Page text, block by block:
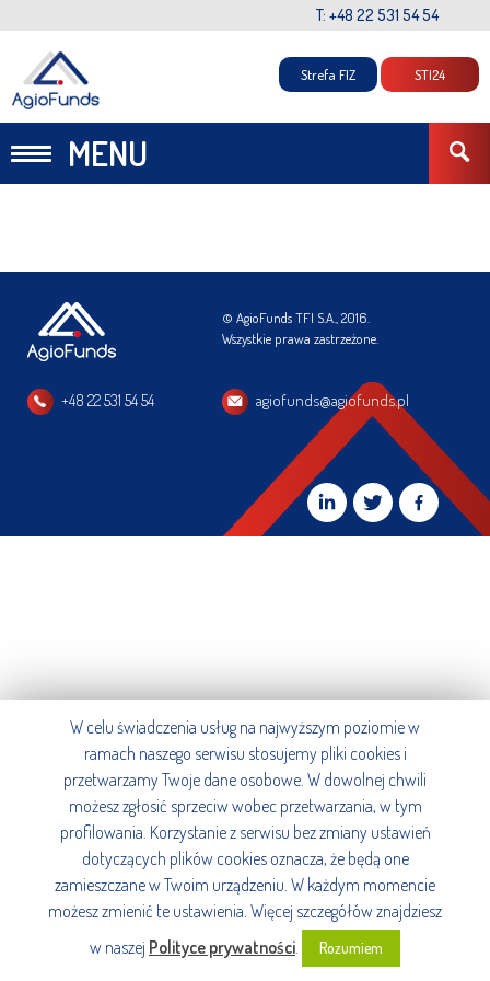
T: +48 22 531 54 54
MENU
Strefa FIZ STI24
© AgioFunds TFI S.A., 2016.
Wszystkie prawa zastrzeżone.
+48 22 531 54 54 agiofunds@agiofunds.pl
W celu świadczenia usług na najwyższym poziomie w
ramach naszego serwisu stosujemy pliki cookies i
przetwarzamy Twoje dane osobowe. W dowolnej chwili
możesz zgłosić sprzeciw wobec przetwarzania, w tym
profilowania. Korzystanie z serwisu bez zmiany ustawień
dotyczących plików cookies oznacza, że będą one
zamieszczane w Twoim urządzeniu. W każdym momencie
możesz zmienić te ustawienia. Więcej szczegółów znajdziesz
w naszej Polityce prywatności. Rozumiem